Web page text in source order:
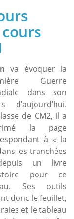
va évoquer la
Guerre
dans son
d’aujourd’hui.
de CM2, il a
la page
à « la
les tranchées
un livre
pour ce
Ses outils
donc le feuillet,
et le tableau